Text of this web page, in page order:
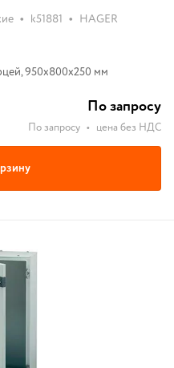
• k51881 • HAGER
950x800x250 мм
По запросу
По запросу • цена без НДС